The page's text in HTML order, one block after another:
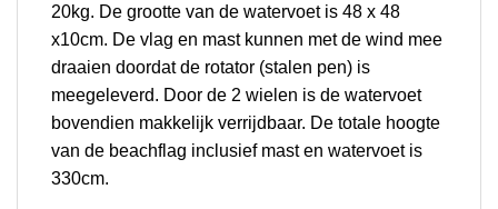
20kg. De grootte van de watervoet is 48 x 48
x10cm. De vlag en mast kunnen met de wind mee
draaien doordat de rotator (stalen pen) is
meegeleverd. Door de 2 wielen is de watervoet
bovendien makkelijk verrijdbaar. De totale hoogte
van de beachflag inclusief mast en watervoet is
330cm.